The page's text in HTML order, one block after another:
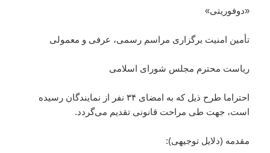
«دوفوریتی»
تأمین امنیت برگزاری مراسم رسمی، عرفی و معمولی
ریاست محترم مجلس شورای اسلامی
احتراما طرح ذیل که به امضای ۳۴ نفر از نمایندگان رسیده
است، جهت طی مراحت قانونی تقدیم می‌گردد.
مقدمه (دلایل توجیهی):